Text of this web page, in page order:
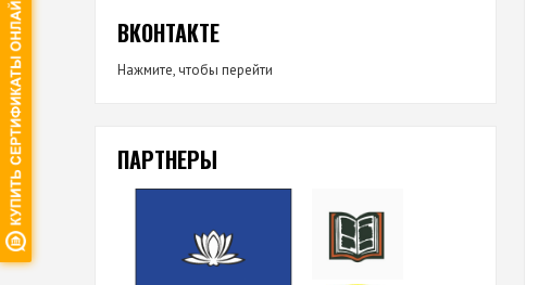
ВКОНТАКТЕ
Нажмите, чтобы перейти
ПАРТНЕРЫ